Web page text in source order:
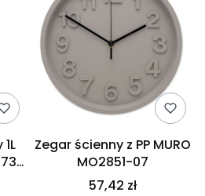
Zegar ścienny z PP MURO
MO2851-07
57,42 zł